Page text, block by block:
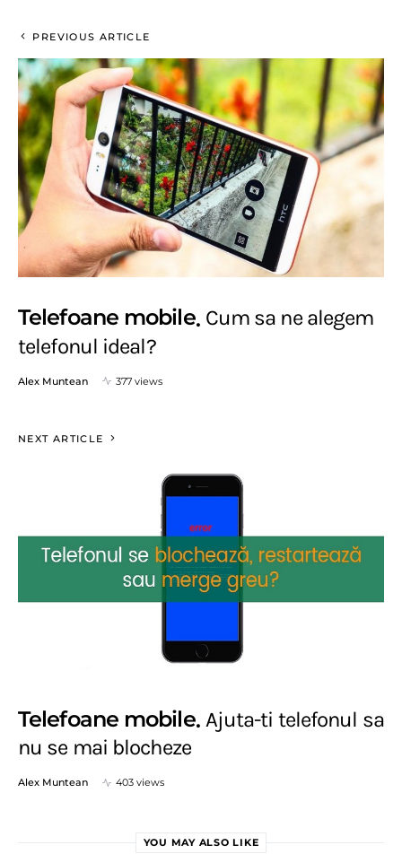
PREVIOUS ARTICLE
Telefoane mobile Cum sa ne alegem
telefonul ideal?
Alex Muntean 377 views
NEXT ARTICLE
Telefoane mobile Ajuta-ti telefonul sa
nu se mai blocheze
Alex Muntean 403 views
YOU MAY ALSO LIKE